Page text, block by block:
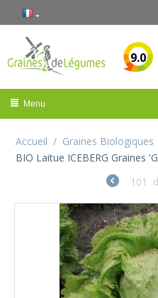
9.0
Menu
Accueil / Graines Biologiques
BIO Laitue ICEBERG Graines
101